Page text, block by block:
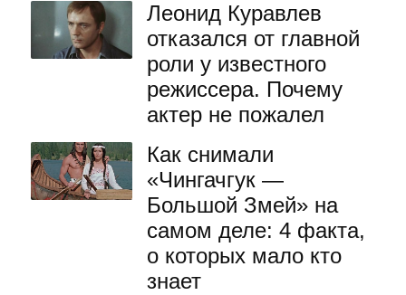
Леонид Куравлев
отказался от главной
роли у известного
режиссера. Почему
актер не пожалел
Как снимали
«Чингачгук —
Большой Змей» на
самом деле: 4 факта,
о которых мало кто
знает